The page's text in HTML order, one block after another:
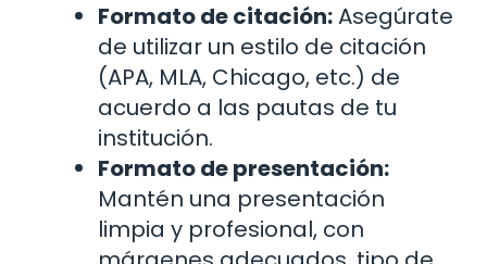
Formato de citación:Asegúrate
de utilizar un estilo de citación
(APA, MLA, Chicago, etc.) de
acuerdo a las pautas de tu
institución.
Formato de presentación:
Mantén una presentación
limpia y profesional, con